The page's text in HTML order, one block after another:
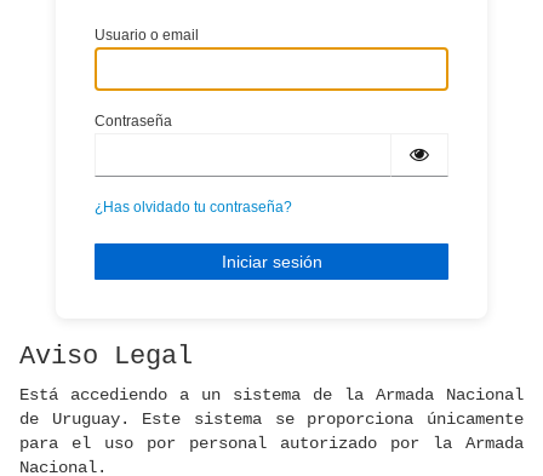
Usuario o email
Contraseña
¿Has olvidado tu contraseña?
Aviso Legal
Está accediendo a un sistema de la Armada Nacional
de Uruguay. Este sistema se proporciona únicamente
para el uso por personal autorizado por la Armada
Nacional.